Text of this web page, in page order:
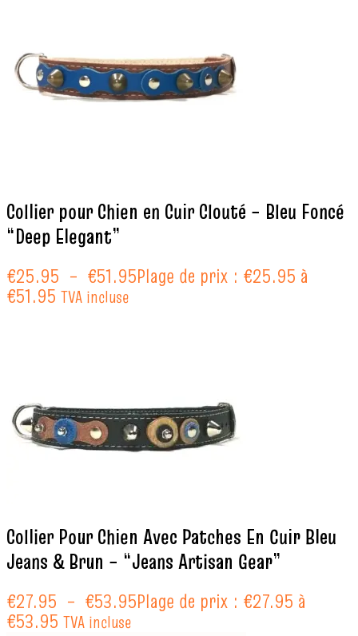
Collier pour Chien en Cuir Clouté – Bleu Foncé
“Deep Elegant”
€25.95 – €51.95Plage de prix : €25.95 à
€51.95 TVA incluse
Collier Pour Chien Avec Patches En Cuir Bleu
Jeans & Brun – “Jeans Artisan Gear”
€27.95 – €53.95Plage de prix : €27.95 à
€53.95 TVA incluse